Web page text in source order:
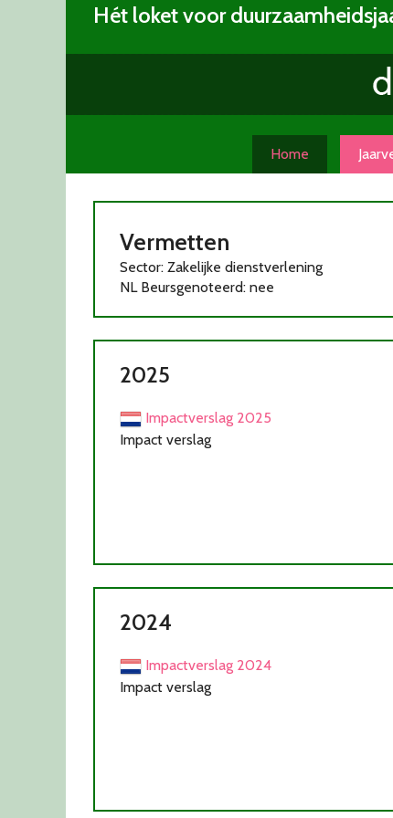
Hét loket voor
Home
Vermetten
Sector: Zakelijke dienstverlening
NL Beursgenoteerd: nee
2025
Impactverslag 2025
Impact verslag
2024
Impactverslag 2024
Impact verslag